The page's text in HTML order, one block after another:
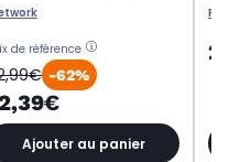
de référence
-62%
Ajouter au panier